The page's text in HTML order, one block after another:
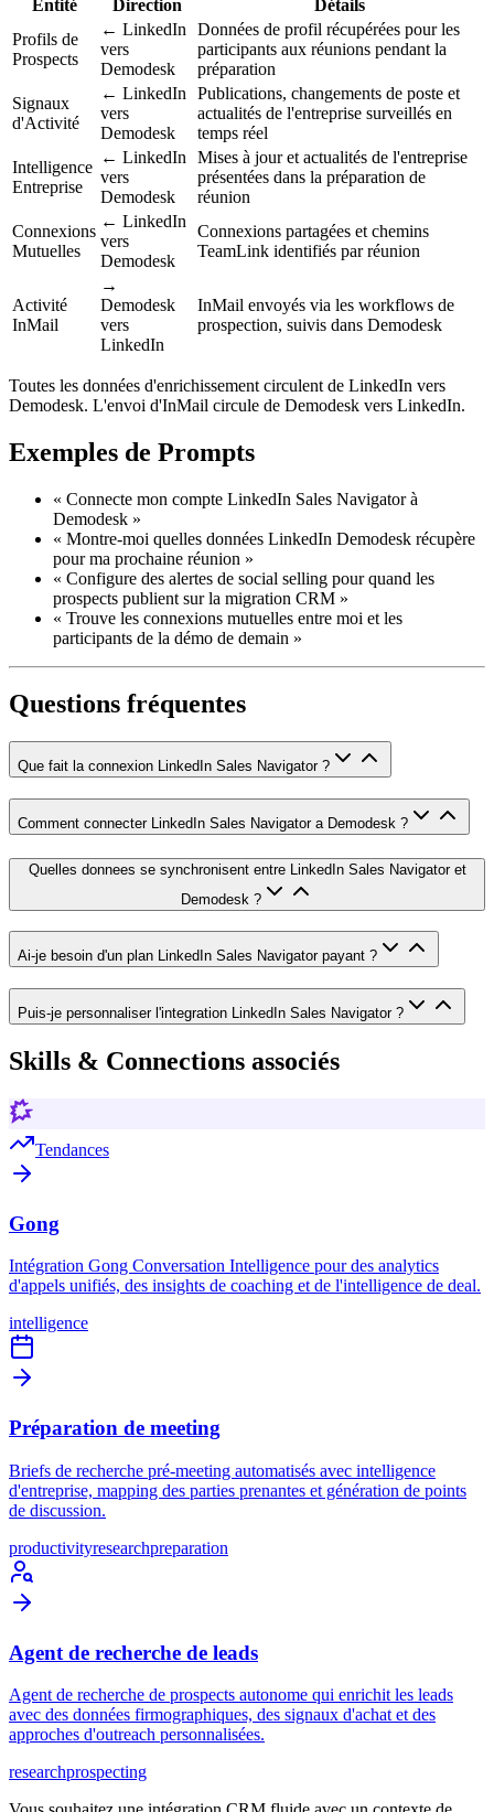
Entité Direction
Détails
Profils de
Prospects
← LinkedIn
vers
Demodesk
Données de profil récupérées pour les
participants aux réunions pendant la
préparation
Signaux
d'Activité
← LinkedIn
vers
Demodesk
Publications, changements de poste et
actualités de l'entreprise surveillés en
temps réel
Intelligence
Entreprise
← LinkedIn
vers
Demodesk
Mises à jour et actualités de l'entreprise
présentées dans la préparation de
réunion
Connexions
Mutuelles
← LinkedIn
vers
Demodesk
Connexions partagées et chemins
TeamLink identifiés par réunion
Activité
InMail
→
Demodesk
vers
LinkedIn
InMail envoyés via les workflows de
prospection, suivis dans Demodesk
Toutes les données d'enrichissement circulent de LinkedIn vers
Demodesk. L'envoi d'InMail circule de Demodesk vers LinkedIn.
Exemples de Prompts
« Connecte mon compte LinkedIn Sales Navigator à
Demodesk »
« Montre-moi quelles données LinkedIn Demodesk récupère
pour ma prochaine réunion »
« Configure des alertes de social selling pour quand les
prospects publient sur la migration CRM »
« Trouve les connexions mutuelles entre moi et les
participants de la démo de demain »
Questions fréquentes
Que fait la connexion LinkedIn Sales Navigator ?
Comment connecter LinkedIn Sales Navigator a Demodesk ?
Quelles donnees se synchronisent entre LinkedIn Sales Navigator et
Demodesk ?
Ai-je besoin d'un plan LinkedIn Sales Navigator payant ?
Puis-je personnaliser l'integration LinkedIn Sales Navigator ?
Skills & Connections associés
Tendances
Gong
Intégration Gong Conversation Intelligence pour des analytics
d'appels unifiés, des insights de coaching et de l'intelligence de deal.
intelligence
Préparation de meeting
Briefs de recherche pré-meeting automatisés avec intelligence
d'entreprise, mapping des parties prenantes et génération de points
de discussion.
productivityresearchpreparation
Agent de recherche de leads
Agent de recherche de prospects autonome qui enrichit les leads
avec des données firmographiques, des signaux d'achat et des
approches d'outreach personnalisées.
researchprospecting